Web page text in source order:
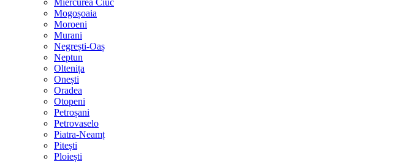
Miercurea Ciuc
Mogoșoaia
Moroeni
Murani
Negrești-Oaș
Neptun
Oltenița
Onești
Oradea
Otopeni
Petroșani
Petrovaselo
Piatra-Neamț
Pitești
Ploiești